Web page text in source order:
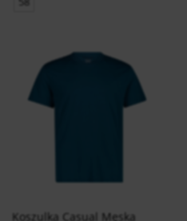
Koszulka Casual Męska